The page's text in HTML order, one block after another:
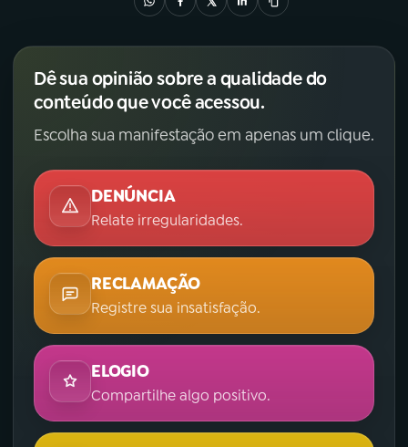
Dê sua opinião sobre a qualidade do
conteúdo que você acessou.
Escolha sua manifestação em apenas um clique.
DENÚNCIA
Relate irregularidades.
RECLAMAÇÃO
Registre sua insatisfação.
ELOGIO
Compartilhe algo positivo.